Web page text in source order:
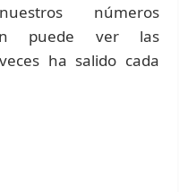
números
puede ver las
ha salido cada